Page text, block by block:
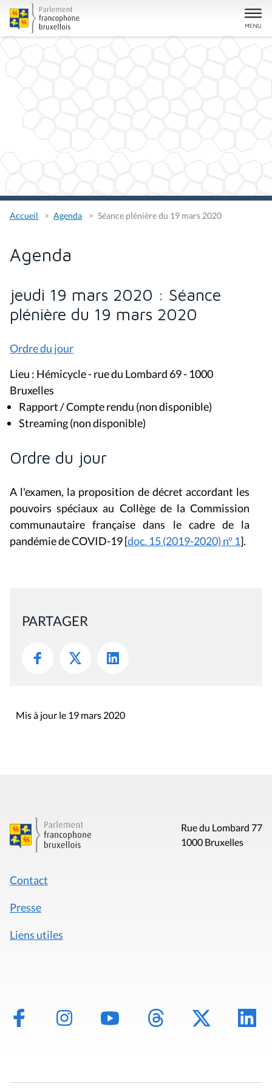
Accueil Agenda Séance plénière du 19 mars 2020
Agenda
jeudi 19 mars 2020 : Séance
plénière du 19 mars 2020
Ordre du jour
Lieu : Hémicycle - rue du Lombard 69 - 1000
Bruxelles
Rapport / Compte rendu (non disponible)
Streaming (non disponible)
Ordre du jour
A l'examen, la proposition de décret accordant les
pouvoirs spéciaux au Collège de la Commission
communautaire française dans le cadre de la
pandémie de COVID-19 [doc. 15 (2019-2020) n° 1].
PARTAGER
Mis à jour le 19 mars 2020
Rue du Lombard 77
1000 Bruxelles
Contact
Presse
Liens utiles